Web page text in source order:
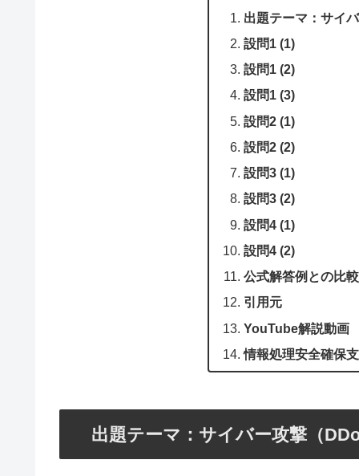
出題テーマ：サイ
設問1 (1)
設問1 (2)
設問1 (3)
設問2 (1)
設問2 (2)
設問3 (1)
設問3 (2)
設問4 (1)
設問4 (2)
公式解答例との比較
引用元
YouTube解説動画
情報処理安全確保
出題テーマ：サイバー攻撃（